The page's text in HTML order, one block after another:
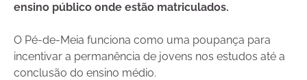
ensino público onde estão matriculados.
O Pé-de-Meia funciona como uma poupança para
incentivar a permanência de jovens nos estudos até a
conclusão do ensino médio.